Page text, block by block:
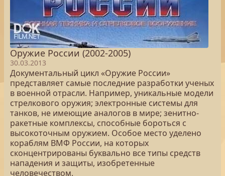
Оружие России (2002-2005)
30.03.2013
Документальный цикл «Оружие России»
представляет самые последние разработки ученых
в военной отрасли. Например, уникальные модели
стрелкового оружия; электронные системы для
танков, не имеющие аналогов в мире; зенитно-
ракетные комплексы, способные бороться с
высокоточным оружием. Особое место уделено
кораблям ВМФ России, на которых
сконцентрированы буквально все типы средств
нападения и защиты, изобретенные
человечеством.